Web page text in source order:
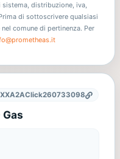
distribuzione, iva,
di sottoscrivere qualsiasi
comune di pertinenza. Per